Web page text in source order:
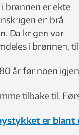
brønnen er ekte
en brå
Da krigen var
i brønnen,
år før noen
tilbake til.
er blant